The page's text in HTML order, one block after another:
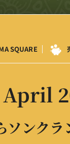
SQUARE
April
ソンクラ